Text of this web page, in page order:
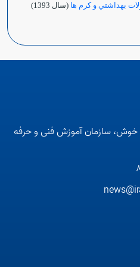
بهداشتي و كرم ها (سال 1393)
خوش، سازمان آموزش فنی و حرفه